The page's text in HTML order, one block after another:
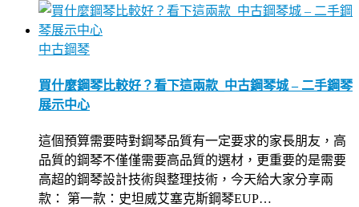
中古鋼琴
買什麼鋼琴比較好？看下這兩款_中古鋼琴城 – 二手鋼琴
展示中心
這個預算需要時對鋼琴品質有一定要求的家長朋友，高
品質的鋼琴不僅僅需要高品質的選材，更重要的是需要
高超的鋼琴設計技術與整理技術，今天給大家分享兩
款： 第一款：史坦威艾塞克斯鋼琴EUP…